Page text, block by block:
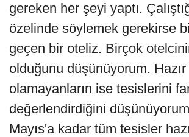
gereken her şeyi yaptı.
özelinde söylemek gerekirse
geçen bir oteliz. Birçok
olduğunu düşünüyorum. Hazır
olamayanların ise tesislerini
değerlendirdiğini
Mayıs'a kadar tüm tesisler